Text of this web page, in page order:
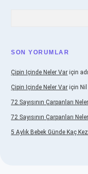
SON YORUMLAR
Çipin Içinde Neler Var için
Çipin Içinde Neler Var için Nil
72 Sayısının Çarpanları
72 Sayısının Çarpanları
5 Aylık Bebek Günde Kaç